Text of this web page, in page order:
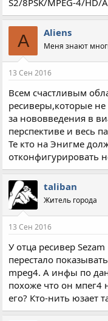
S2/8PSK/MPEG-4/HD/
A Aliens
Меня знают
13 Сен 2016
Всем счастливым
ресиверы,которые
за нововведения в
перспективе и весь
Те кто на Энигме
отконфигурировать
taliban
Житель города
13 Сен 2016
У отца ресивер
перестало
mpeg4. А инфы по
похоже что он мпег4
его? Кто-нить юзает